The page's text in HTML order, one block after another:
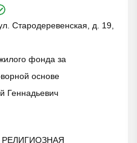
Стародеревенская, д. 19,
фонда за
основе
Геннадьевич